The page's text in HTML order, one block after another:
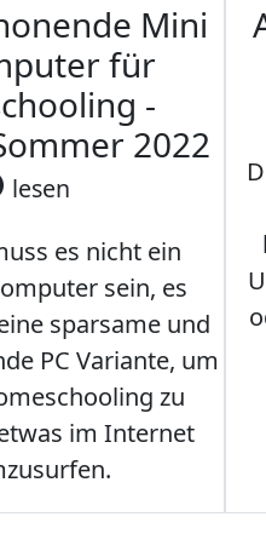
Mini
für
-
2022
lesen
es nicht ein
sein, es
sparsame und
PC Variante, um
zu
im Internet